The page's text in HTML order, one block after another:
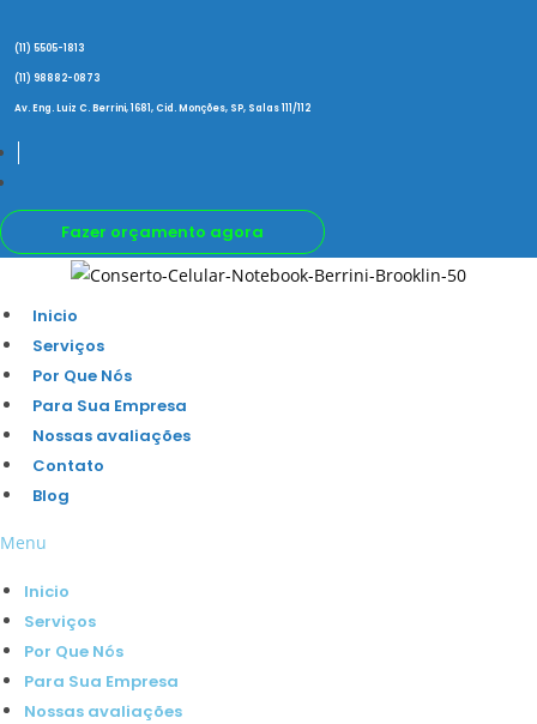
para
conteúdo
(11) 5505-1813
(11) 98882-0873
Av. Eng. Luiz C. Berrini, 1681, Cid. Monções, SP, Salas 111/112
Fazer orçamento agora
Inicio
Serviços
Por Que Nós
Para Sua Empresa
Nossas avaliações
Contato
Blog
Menu
Inicio
Serviços
Por Que Nós
Para Sua Empresa
Nossas avaliações